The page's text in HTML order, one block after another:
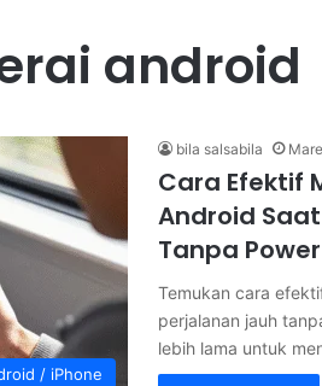
android
/ iPhone
bila salsabila
Cara Efektif
Android
Tanpa
Temukan cara
perjalanan jauh
lebih lama untuk